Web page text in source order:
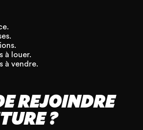
à louer.
à vendre.
REJOINDRE
?